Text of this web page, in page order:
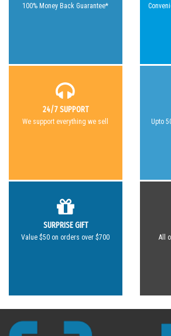
100% Money Back Guarantee*
24/7 SUPPORT
We support everything we sell Upto
SURPRISE GIFT
Value $50 on orders over $700 All